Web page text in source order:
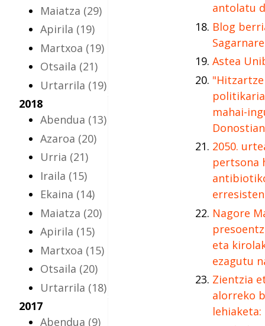
Maiatza (29)
Apirila (19)
Martxoa (19)
Otsaila (21)
Urtarrila (19)
2018
Abendua (13)
Azaroa (20)
Urria (21)
Iraila (15)
Ekaina (14)
Maiatza (20)
Apirila (15)
Martxoa (15)
Otsaila (20)
Urtarrila (18)
2017
Abendua (9)
antolatu
Blog
Astea
mahai-
Donostian
2050.
pertsona
Nagore
eta
ezagutu
Zientzia
alorreko